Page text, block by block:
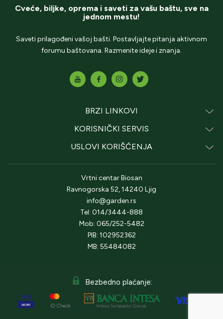
Cveće, biljke, oprema i saveti za vašu baštu, sve na
jednom mestu!
Saveti prilagođeni vašoj bašti. Postavljajte pitanja aktivnom
forumu baštovana. Razmenite ideje i znanja.
BRZI LINKOVI
KORISNIČKI SERVIS
USLOVI KORIŠĆENJA
Vrtni centar Biosan
Ravnogorska 52, 14240 Ljig
info@garden.rs
Tel: 014/3444-888
Mob: 065/252-5482
PIB: 102952362
MB: 55484082
Bezbedno plaćanje: